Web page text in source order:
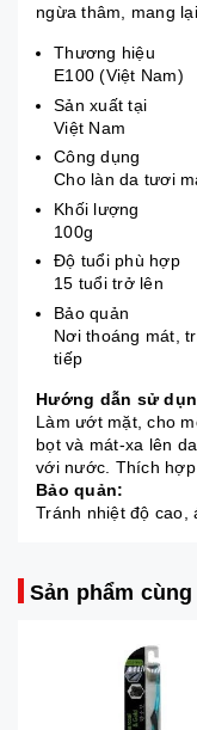
ngừa thâm, mang
Thương hiệu
E100 (Việt Nam)
Sản xuất tại
Việt Nam
Công dụng
Cho làn da tươi
Khối lượng
100g
Độ tuổi phù hợp
15 tuổi trở lên
Bảo quản
Nơi thoáng mát,
tiếp
Hướng dẫn sử
Làm ướt mặt, cho
bọt và mát-xa lên
với nước. Thích hợp
Bảo quản:
Tránh nhiệt độ cao,
Sản phẩm